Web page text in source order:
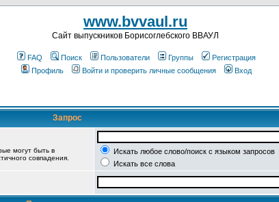
www.bvvaul.ru
Cайт выпускников Борисоглебского ВВАУЛ
FAQ Поиск Пользователи Группы
Регистрация
Профиль
Войти и проверить личные сообщения Вход
Запрос
могут быть в
совпадения.
Искать любое слово/поиск с языком запросов
Искать все слова